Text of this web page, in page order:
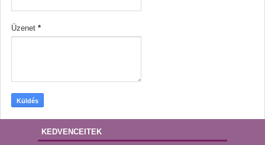
Üzenet *
KEDVENCEITEK